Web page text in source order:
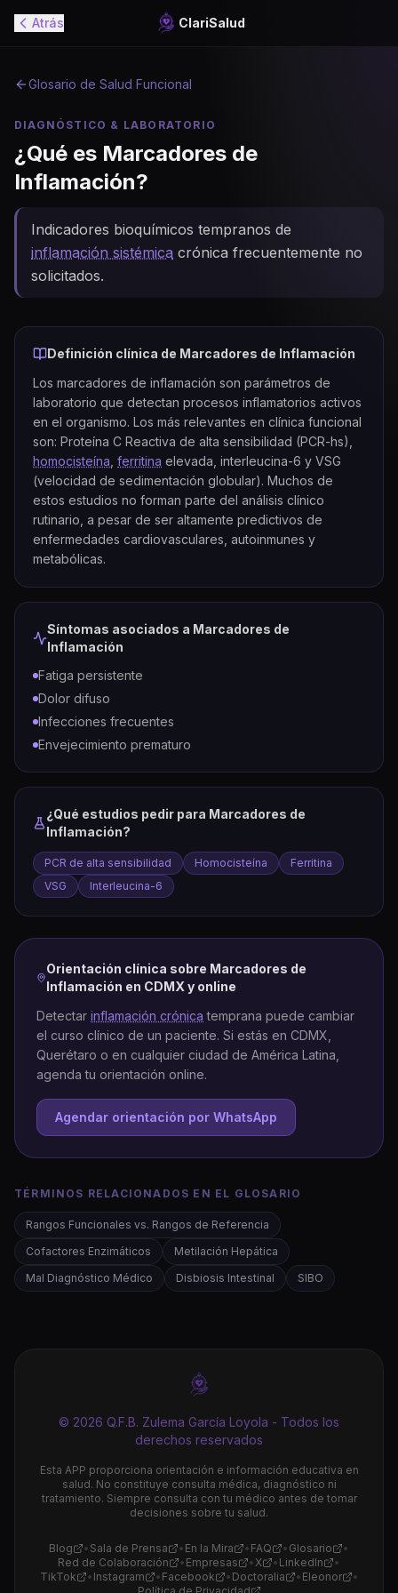
Atrás ClariSalud
Glosario de Salud Funcional
DIAGNÓSTICO & LABORATORIO
¿Qué es Marcadores de
Inflamación?
Indicadores bioquímicos tempranos de
inflamación sistémica crónica frecuentemente no
solicitados.
Definición clínica de Marcadores de Inflamación
Los marcadores de inflamación son parámetros de
laboratorio que detectan procesos inflamatorios activos
en el organismo. Los más relevantes en clínica funcional
son: Proteína C Reactiva de alta sensibilidad (PCR-hs),
homocisteína ferritina elevada, interleucina-6 y VSG
(velocidad de sedimentación globular). Muchos de
estos estudios no forman parte del análisis clínico
rutinario, a pesar de ser altamente predictivos de
enfermedades cardiovasculares, autoinmunes y
metabólicas.
Síntomas asociados a Marcadores de
Inflamación
Fatiga persistente
Dolor difuso
Infecciones frecuentes
Envejecimiento prematuro
¿Qué estudios pedir para Marcadores de
Inflamación?
PCR de alta sensibilidad Homocisteína
Ferritina
VSG
Interleucina-6
Orientación clínica sobre Marcadores de
Inflamación en CDMX y online
Detectar inflamación crónica temprana puede cambiar
el curso clínico de un paciente. Si estás en CDMX,
Querétaro o en cualquier ciudad de América Latina,
agenda tu orientación online.
Agendar orientación por WhatsApp
TÉRMINOS RELACIONADOS EN EL GLOSARIO
Rangos Funcionales vs. Rangos de Referencia
Cofactores Enzimáticos
Metilación Hepática
Mal Diagnóstico Médico
Disbiosis Intestinal SIBO
© 2026 Q.F.B. Zulema García Loyola - Todos los
derechos reservados
Esta APP proporciona orientación e información educativa en
salud. No constituye consulta médica, diagnóstico ni
tratamiento. Siempre consulta con tu médico antes de tomar
decisiones sobre tu salud.
Blog • Sala de Prensa • En la Mira • FAQ • Glosario
•
Red de Colaboración
• Empresas •X • LinkedIn
•
TikTok
• Instagram • Facebook • Doctoralia • Eleonor
•